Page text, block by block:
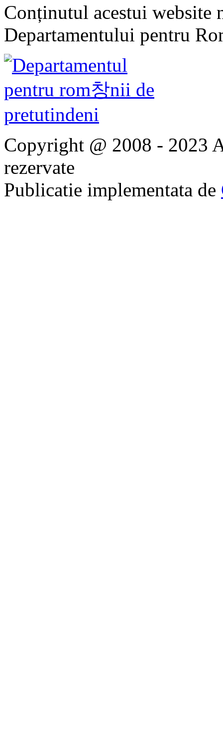
Conținutul acestui website
Departamentului pentru
Copyright @ 2008 - 2023
rezervate
Publicatie implementata de